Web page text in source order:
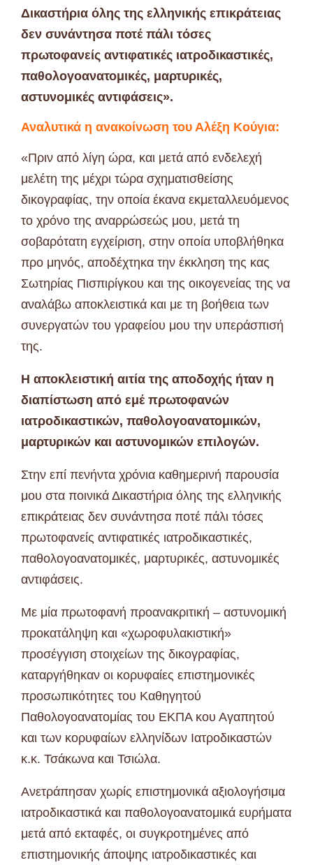
Δικαστήρια όλης της ελληνικής επικράτειας
δεν συνάντησα ποτέ πάλι τόσες
πρωτοφανείς αντιφατικές ιατροδικαστικές,
παθολογοανατομικές, μαρτυρικές,
αστυνομικές αντιφάσεις».
Αναλυτικά η ανακοίνωση του Αλέξη Κούγια:
«Πριν από λίγη ώρα, και μετά από ενδελεχή
μελέτη της μέχρι τώρα σχηματισθείσης
δικογραφίας, την οποία έκανα εκμεταλλευόμενος
το χρόνο της αναρρώσεώς μου, μετά τη
σοβαρότατη εγχείριση, στην οποία υποβλήθηκα
προ μηνός, αποδέχτηκα την έκκληση της κας
Σωτηρίας Πισπιρίγκου και της οικογενείας της να
αναλάβω αποκλειστικά και με τη βοήθεια των
συνεργατών του γραφείου μου την υπεράσπισή
της.
Η αποκλειστική αιτία της αποδοχής ήταν η
διαπίστωση από εμέ πρωτοφανών
ιατροδικαστικών, παθολογοανατομικών,
μαρτυρικών και αστυνομικών επιλογών.
Στην επί πενήντα χρόνια καθημερινή παρουσία
μου στα ποινικά Δικαστήρια όλης της ελληνικής
επικράτειας δεν συνάντησα ποτέ πάλι τόσες
πρωτοφανείς αντιφατικές ιατροδικαστικές,
παθολογοανατομικές, μαρτυρικές, αστυνομικές
αντιφάσεις.
Με μία πρωτοφανή προανακριτική – αστυνομική
προκατάληψη και «χωροφυλακιστική»
προσέγγιση στοιχείων της δικογραφίας,
καταργήθηκαν οι κορυφαίες επιστημονικές
προσωπικότητες του Καθηγητού
Παθολογοανατομίας του ΕΚΠΑ κου Αγαπητού
και των κορυφαίων ελληνίδων Ιατροδικαστών
κ.κ. Τσάκωνα και Τσιώλα.
Ανετράπησαν χωρίς επιστημονικά αξιολογήσιμα
ιατροδικαστικά και παθολογοανατομικά ευρήματα
μετά από εκταφές, οι συγκροτημένες από
επιστημονικής άποψης ιατροδικαστικές και